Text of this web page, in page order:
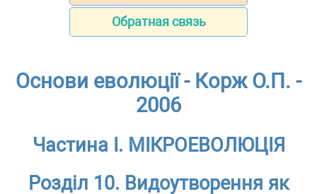
Обратная связь
Основи еволюції - Корж О.П. -
2006
Частина I. МІКРОЕВОЛЮЦІЯ
Розділ 10. Видоутворення як